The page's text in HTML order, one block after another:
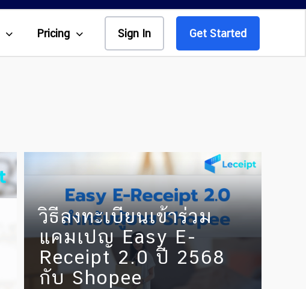
Pricing Sign In Get Started
วิธีลงทะเบียนเข้าร่วม
แคมเปญ Easy E-
Receipt 2.0 ปี 2568
กับ Shopee